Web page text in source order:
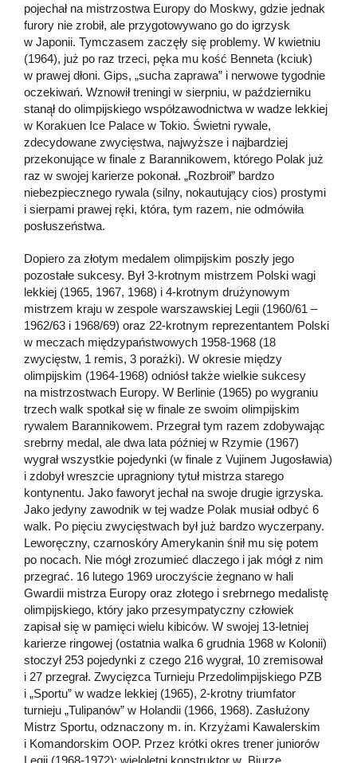
pojechał na mistrzostwa Europy do Moskwy, gdzie jednak
furory nie zrobił, ale przygotowywano go do igrzysk
w Japonii. Tymczasem zaczęły się problemy. W kwietniu
(1964), już po raz trzeci, pęka mu kość Benneta (kciuk)
w prawej dłoni. Gips, „sucha zaprawa” i nerwowe tygodnie
oczekiwań. Wznowił treningi w sierpniu, w październiku
stanął do olimpijskiego współzawodnictwa w wadze lekkiej
w Korakuen Ice Palace w Tokio. Świetni rywale,
zdecydowane zwycięstwa, najwyższe i najbardziej
przekonujące w finale z Barannikowem, którego Polak już
raz w swojej karierze pokonał. „Rozbroił” bardzo
niebezpiecznego rywala (silny, nokautujący cios) prostymi
i sierpami prawej ręki, która, tym razem, nie odmówiła
posłuszeństwa.
Dopiero za złotym medalem olimpijskim poszły jego
pozostałe sukcesy. Był 3-krotnym mistrzem Polski wagi
lekkiej (1965, 1967, 1968) i 4-krotnym drużynowym
mistrzem kraju w zespole warszawskiej Legii (1960/61 –
1962/63 i 1968/69) oraz 22-krotnym reprezentantem Polski
w meczach międzypaństwowych 1958-1968 (18
zwycięstw, 1 remis, 3 porażki). W okresie między
olimpijskim (1964-1968) odniósł także wielkie sukcesy
na mistrzostwach Europy. W Berlinie (1965) po wygraniu
trzech walk spotkał się w finale ze swoim olimpijskim
rywalem Barannikowem. Przegrał tym razem zdobywając
srebrny medal, ale dwa lata później w Rzymie (1967)
wygrał wszystkie pojedynki (w finale z Vujinem Jugosławia)
i zdobył wreszcie upragniony tytuł mistrza starego
kontynentu. Jako faworyt jechał na swoje drugie igrzyska.
Jako jedyny zawodnik w tej wadze Polak musiał odbyć 6
walk. Po pięciu zwycięstwach był już bardzo wyczerpany.
Leworęczny, czarnoskóry Amerykanin śnił mu się potem
po nocach. Nie mógł zrozumieć dlaczego i jak mógł z nim
przegrać. 16 lutego 1969 uroczyście żegnano w hali
Gwardii mistrza Europy oraz złotego i srebrnego medalistę
olimpijskiego, który jako przesympatyczny człowiek
zapisał się w pamięci wielu kibiców. W swojej 13-letniej
karierze ringowej (ostatnia walka 6 grudnia 1968 w Kolonii)
stoczył 253 pojedynki z czego 216 wygrał, 10 zremisował
i 27 przegrał. Zwycięzca Turnieju Przedolimpijskiego PZB
i „Sportu” w wadze lekkiej (1965), 2-krotny triumfator
turnieju „Tulipanów” w Holandii (1966, 1968). Zasłużony
Mistrz Sportu, odznaczony m. in. Krzyżami Kawalerskim
i Komandorskim OOP. Przez krótki okres trener juniorów
Legii (1968-1972); wieloletni konstruktor w Biurze